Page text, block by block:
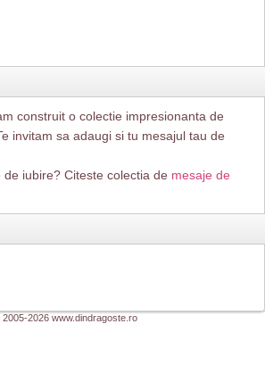
construit o colectie impresionanta de
Te invitam sa adaugi si tu mesajul tau de
iubire? Citeste colectia de mesaje de
2026 www.dindragoste.ro